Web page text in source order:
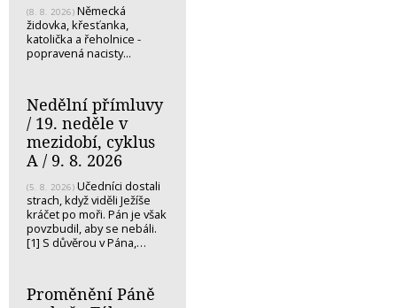
(8. 8. 2026) Německá
židovka, křesťanka,
katolička a řeholnice -
popravená nacisty...
Nedělní přímluvy
/ 19. neděle v
mezidobí, cyklus
A / 9. 8. 2026
(5. 8. 2026) Učedníci dostali
strach, když viděli Ježíše
kráčet po moři. Pán je však
povzbudil, aby se nebáli.
[1] S důvěrou v Pána,…
Proměnění Páně